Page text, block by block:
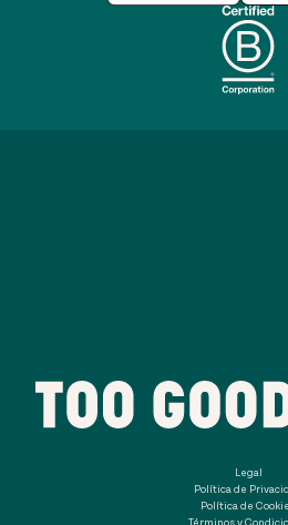
Legal
Política de
Política de
Términos y